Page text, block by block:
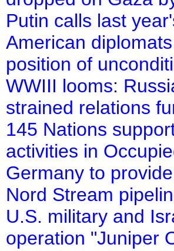
Putin calls last
American
position of
WWIII looms:
strained relations
145 Nations
activities in
Germany to
Nord Stream
U.S. military and
operation "Juniper